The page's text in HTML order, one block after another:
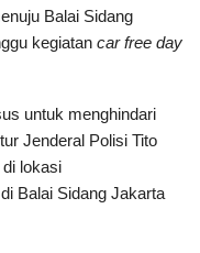
Balai Sidang
kegiatan car free day
untuk menghindari
Jenderal Polisi Tito
lokasi
Balai Sidang Jakarta